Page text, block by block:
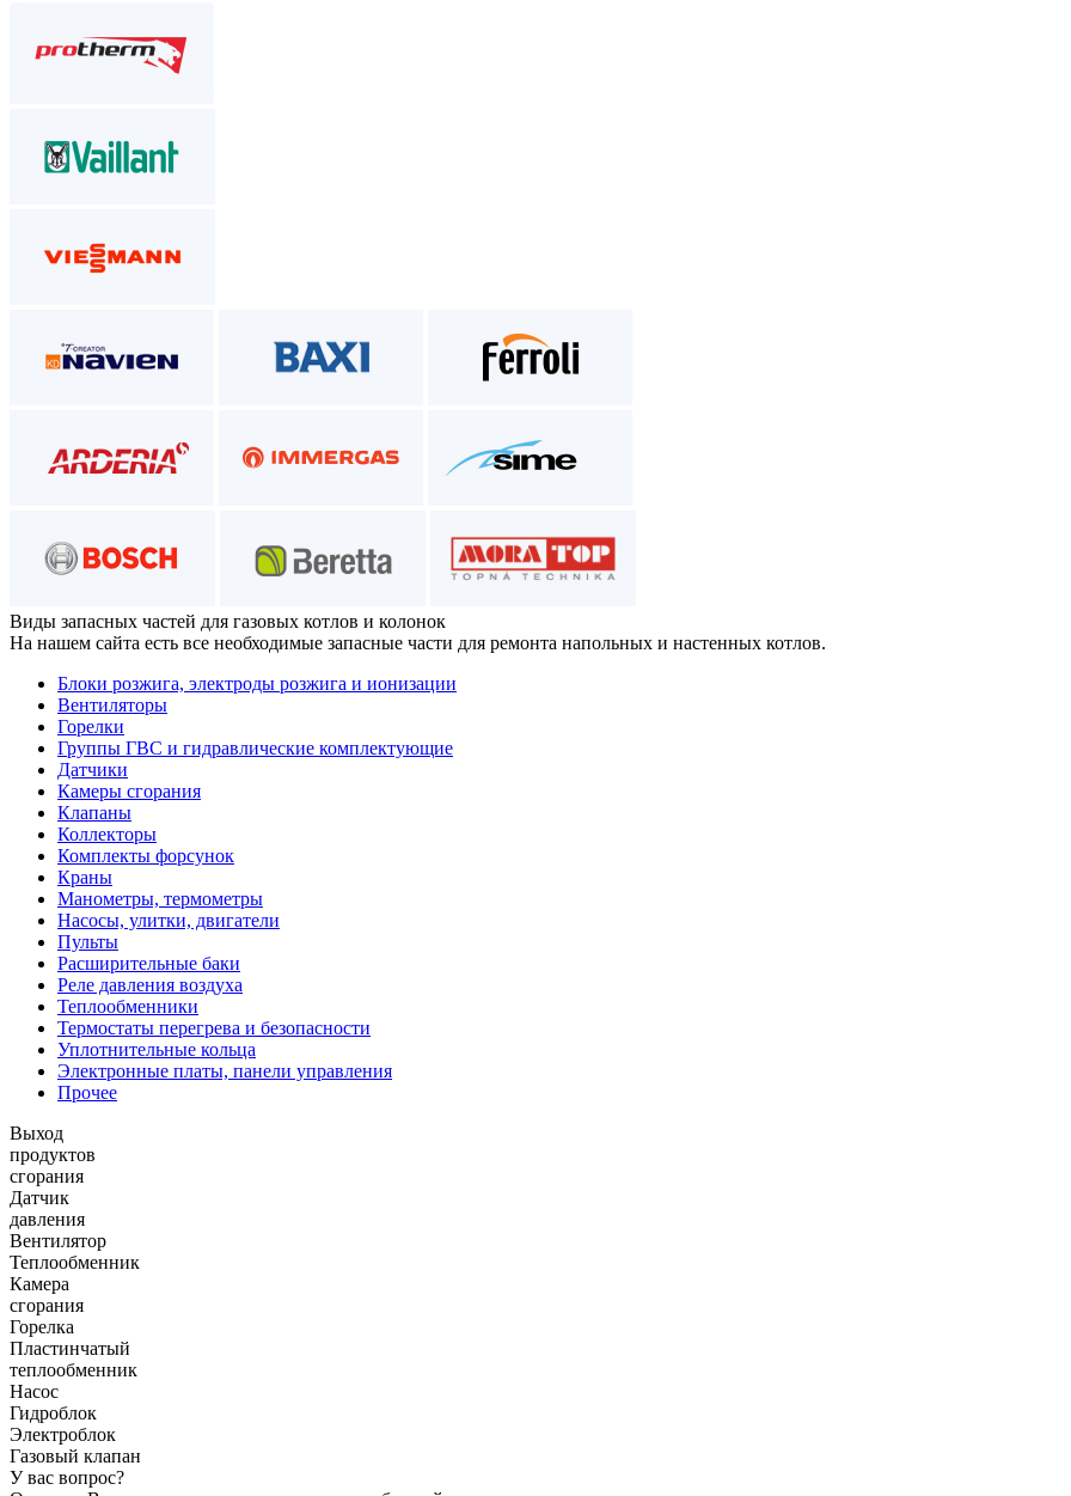
Виды запасных частей для газовых котлов и колонок
На нашем сайта есть все необходимые запасные части для ремонта напольных и настенных котлов.
Блоки розжига, электроды розжига и ионизации
Вентиляторы
Горелки
Группы ГВС и гидравлические комплектующие
Датчики
Камеры сгорания
Клапаны
Коллекторы
Комплекты форсунок
Краны
Манометры, термометры
Насосы, улитки, двигатели
Пульты
Расширительные баки
Реле давления воздуха
Теплообменники
Термостаты перегрева и безопасности
Уплотнительные кольца
Электронные платы, панели управления
Прочее
Выход
продуктов
сгорания
Датчик
давления
Вентилятор
Теплообменник
Камера
сгорания
Горелка
Пластинчатый
теплообменник
Насос
Гидроблок
Электроблок
Газовый клапан
У вас вопрос?